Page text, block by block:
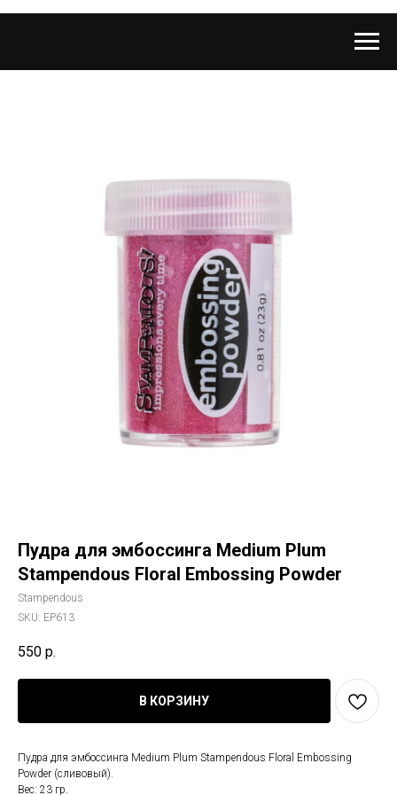
Пудра для эмбоссинга Medium Plum
Stampendous Floral Embossing Powder
Stampendous
SKU: EP613
550 р.
В КОРЗИНУ
Пудра для эмбоссинга Medium Plum Stampendous Floral Embossing
Powder (сливовый).
Вес: 23 гр.